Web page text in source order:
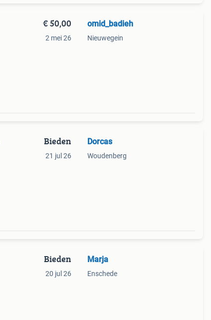
€ 50,00
2 mei 26
omid_badieh
Nieuwegein
Bieden
21 jul 26
Dorcas
Woudenberg
Bieden
20 jul 26
Marja
Enschede